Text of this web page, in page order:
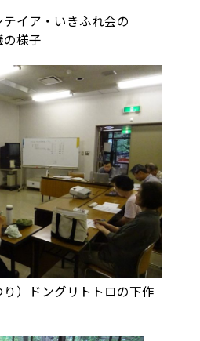
テイア・いきふれ会の
様子
）ドングリトトロの下作